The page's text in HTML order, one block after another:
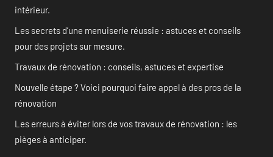
intérieur.
Les secrets d’une menuiserie réussie : astuces et conseils
pour des projets sur mesure.
Travaux de rénovation : conseils, astuces et expertise
Nouvelle étape ? Voici pourquoi faire appel à des pros de la
rénovation
Les erreurs à éviter lors de vos travaux de rénovation : les
pièges à anticiper.